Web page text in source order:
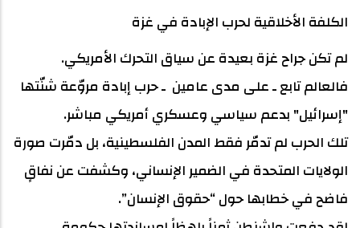
الكلفة الأخلاقية لحرب الإبادة في غزة
لم تكن جراح غزة بعيدة عن سياق التحرك الأمريكي.
فالعالم تابع ـ على مدى عامين ـ حرب إبادة مروّعة شنّتها
"إسرائيل" بدعم سياسي وعسكري أمريكي مباشر.
تلك الحرب لم تدمّر فقط المدن الفلسطينية، بل دمّرت صورة
الولايات المتحدة في الضمير الإنساني، وكشفت عن نفاقٍ
فاضح في خطابها حول “حقوق الإنسان”.